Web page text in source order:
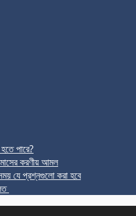
পারে?
করণীয় আমল
যে প্রশ্নগুলো করা হবে